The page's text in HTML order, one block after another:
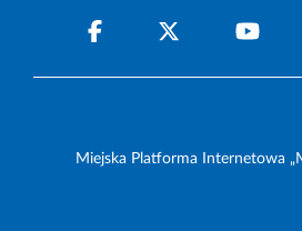
Miejska Platforma Internetowa